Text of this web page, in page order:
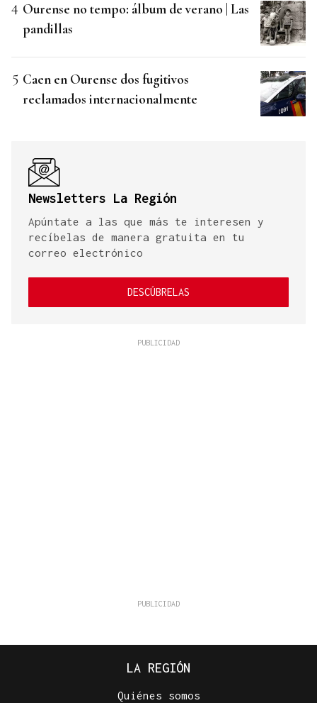
Ourense no tempo: álbum de verano | Las
pandillas
Caen en Ourense dos fugitivos
reclamados internacionalmente
Newsletters La Región
Apúntate a las que más te interesen y
recíbelas de manera gratuita en tu
correo electrónico
DESCÚBRELAS
LA REGIÓN
Quiénes somos